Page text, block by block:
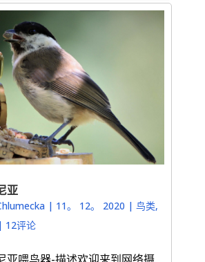
亚
| 11。 12。 2020 |鸟类,
| 12评论